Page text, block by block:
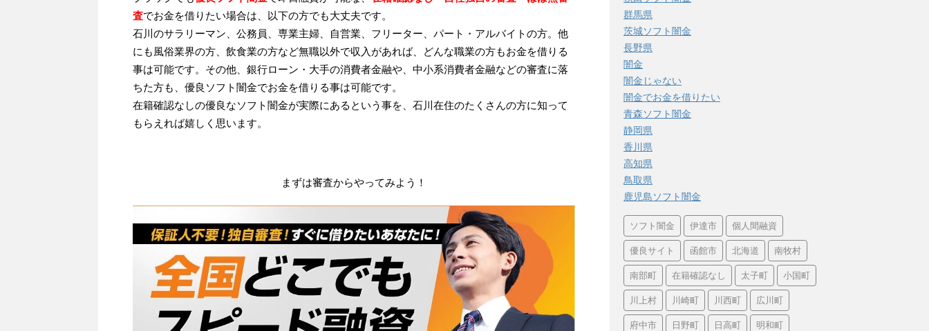
査でお金を借りたい場合は、以下の方でも大丈夫です。
石川のサラリーマン、公務員、専業主婦、自営業、フリーター、パート・アルバイトの方。他
にも風俗業界の方、飲食業の方など無職以外で収入があれば、どんな職業の方もお金を借りる
事は可能です。その他、銀行ローン・大手の消費者金融や、中小系消費者金融などの審査に落
ちた方も、優良ソフト闇金でお金を借りる事は可能です。
在籍確認なしの優良なソフト闇金が実際にあるという事を、石川在住のたくさんの方に知って
もらえれば嬉しく思います。
まずは審査からやってみよう！
群馬県
茨城ソフト闇金
長野県
闇金
闇金じゃない
闇金でお金を借りたい
青森ソフト闇金
静岡県
香川県
高知県
鳥取県
鹿児島ソフト闇金
ソフト闇金 伊達市 個人間融資
優良サイト 函館市 北海道 南牧村
南部町 在籍確認なし 太子町 小国町
川上村 川崎町 川西町 広川町
府中市 日野町 日高町 明和町